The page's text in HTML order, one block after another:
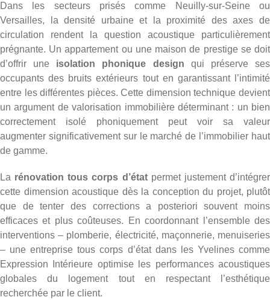
Dans les secteurs prisés comme Neuilly-sur-Seine ou
Versailles, la densité urbaine et la proximité des axes de
circulation rendent la question acoustique particulièrement
prégnante. Un appartement ou une maison de prestige se doit
d’offrir une isolation phonique design qui préserve ses
occupants des bruits extérieurs tout en garantissant l’intimité
entre les différentes pièces. Cette dimension technique devient
un argument de valorisation immobilière déterminant : un bien
correctement isolé phoniquement peut voir sa valeur
augmenter significativement sur le marché de l’immobilier haut
de gamme.
La rénovation tous corps d’étatpermet justement d’intégrer
cette dimension acoustique dès la conception du projet, plutôt
que de tenter des corrections a posteriori souvent moins
efficaces et plus coûteuses. En coordonnant l’ensemble des
interventions – plomberie, électricité, maçonnerie, menuiseries
– uneentreprise tous corps d’état dans les Yvelinescomme
Expression Intérieure optimise les performances acoustiques
globales du logement tout en respectant l’esthétique
recherchée par le client.